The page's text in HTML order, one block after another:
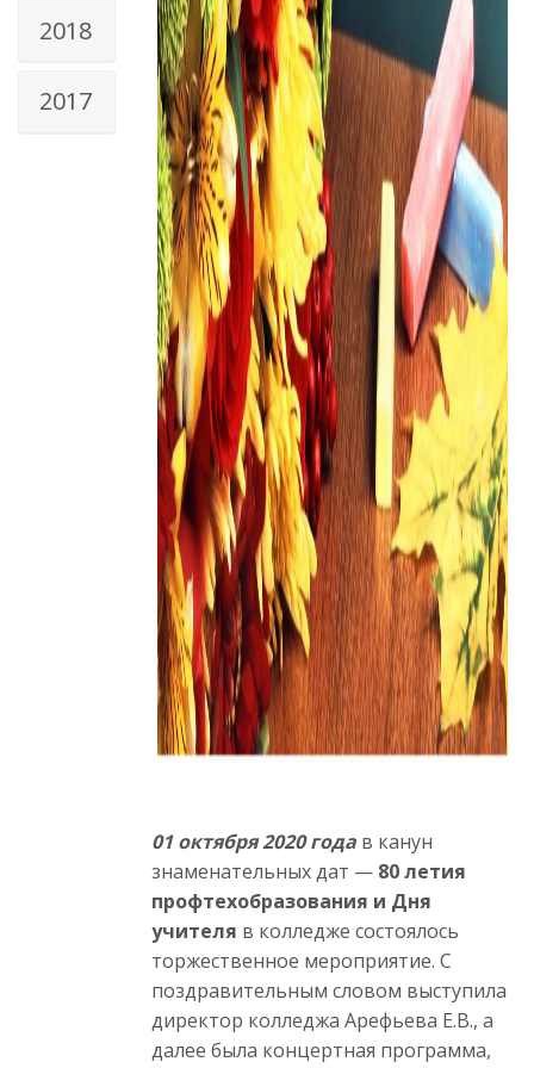
2018
2017
01 октября 2020 года в канун
знаменательных дат — 80 летия
профтехобразования и Дня
учителя в колледже состоялось
торжественное мероприятие. С
поздравительным словом выступила
директор колледжа Арефьева Е.В., а
далее была концертная программа,